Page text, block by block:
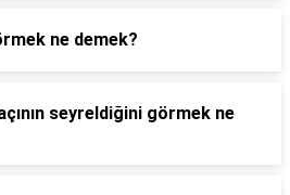
ne demek?
seyreldiğini görmek ne